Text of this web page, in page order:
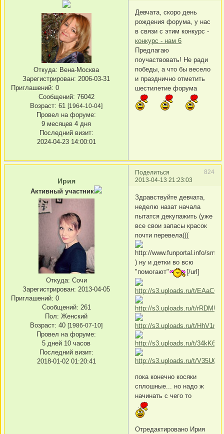
Откуда: Вена-Москва
Зарегистрирован: 2006-03-31
Приглашений: 0
Сообщений: 76042
Возраст: 61 [1964-10-04]
Провел на форуме:
9 месяцев 4 дня
Последний визит:
2024-04-23 14:00:01
Девчата, скоро день
рождения форума, у нас
в связи с этим конкурс -
конкурс - нам 6
Предлагаю
поучаствовать! Не ради
победы, а что бы весело
и празднично отметить
шестилетие форума
Поделиться
824
2013-04-13 21:23:03
Ирия
Активный участник
Откуда: Сочи
Зарегистрирован: 2013-04-05
Приглашений: 0
Сообщений: 261
Пол: Женский
Возраст: 40 [1986-07-10]
Провел на форуме:
5 дней 10 часов
Последний визит:
2018-01-02 01:20:41
Здравствуйте девчата,
неделю назат начала
пытатся декупажить (уже
все свои запасы красок
почти перевела(((
) ну и детки во всю
"помогают"
[/url]
пока конечно косяки
сплошные... но надо ж
начинать с чего то
Отредактировано Ирия